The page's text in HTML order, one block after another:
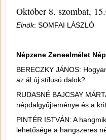
Október 8. szombat,
Elnök: SOMFAI LÁSZLÓ
Népzene Zeneelmélet
BERECZKY JÁNOS:
az ál új stílusú dalok?
RUDASNÉ BAJCSAY
népdalgyűjteménye és a
PINTÉR ISTVÁN: A
lehetősége a hangszeres